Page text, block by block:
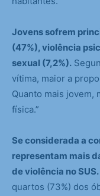
Jovens sofrem
(47%), violência
sexual (7,2%).
vítima, maior a
Quanto mais jovem,
física.”
Se considerada a
representam mais
de violência no SUS.
quartos (73%) dos